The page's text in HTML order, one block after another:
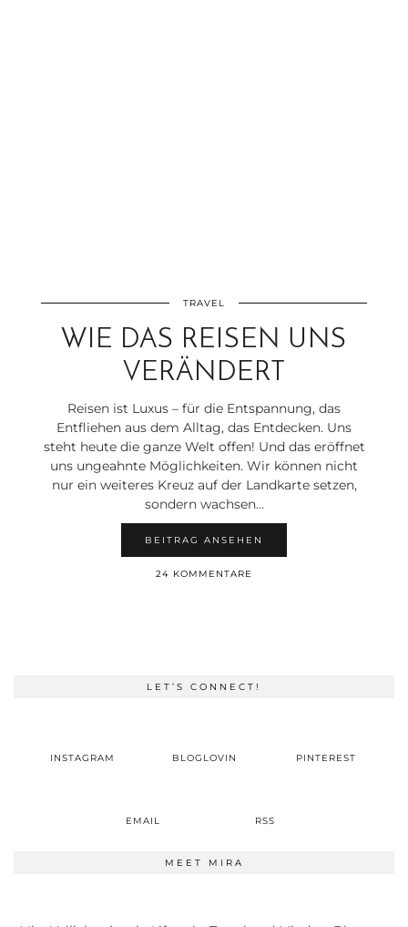
TRAVEL
WIE DAS REISEN UNS
VERÄNDERT
Reisen ist Luxus – für die Entspannung, das
Entfliehen aus dem Alltag, das Entdecken. Uns
steht heute die ganze Welt offen! Und das eröffnet
uns ungeahnte Möglichkeiten. Wir können nicht
nur ein weiteres Kreuz auf der Landkarte setzen,
sondern wachsen…
BEITRAG ANSEHEN
24 KOMMENTARE
LET’S CONNECT!
INSTAGRAM BLOGLOVIN PINTEREST
EMAIL RSS
MEET MIRA